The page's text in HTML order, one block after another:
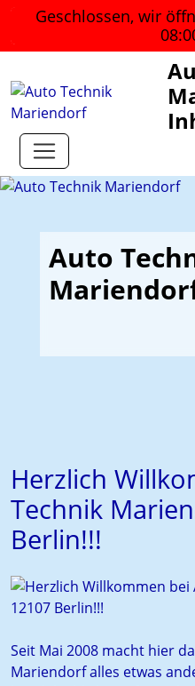
Geschlossen, wir
Auto
Herzlich
Technik
Berlin!!!
Seit Mai 2008 macht hier
Mariendorf alles etwas